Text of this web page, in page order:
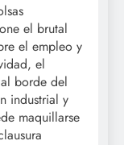
el brutal
el empleo y
el
borde del
industrial y
maquillarse